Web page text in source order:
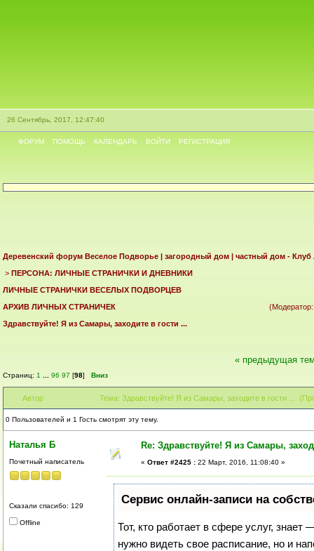
26 Сентябрь, 2017, 12:47:40
ФОРУМ ПОМОЩЬ КАЛЕНДАРЬ ВОЙТИ РЕГИСТРАЦИЯ
Деревенский форум Веселое Подворье | загородный дом | частный дом - Клуб
> ПЕРСОНА: ЛИЧНЫЕ СТРАНИЧКИ И ДНЕВНИКИ
ЛИЧНЫЕ СТРАНИЧКИ ВЕСЕЛЫХ ПОДВОРЦЕВ
АРХИВ ЛИЧНЫХ СТРАНИЧЕК
Здравствуйте! Я из Самары, заходите в гости ...
Страниц: 1 96 97 [98] Вниз
« предыдущая
Автор Тема: Здравствуйте! Я из Самары, заходите в гости ...
0 Пользователей и 1 Гость смотрят эту тему.
Наталья Б
Почетный написатель
Сказали спасибо: 129
Offline
Re: Здравствуйте! Я из Самары,
« Ответ #2425 : 22 Март, 2016, 11:08:40 »
Сервис онлайн-записи на
Тот, кто работает в сфере услуг,
нужно видеть свое расписание, но и